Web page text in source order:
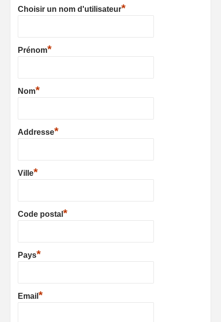
Choisir un nom d'utilisateur*
Prénom*
Nom*
Addresse*
Ville*
Code postal *
Pays*
Email *